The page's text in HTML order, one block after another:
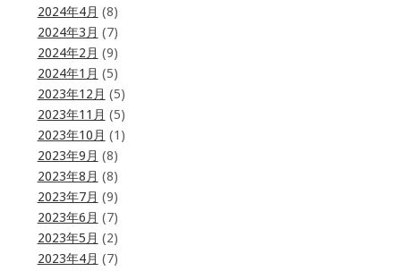
2024年4月 (8)
2024年3月 (7)
2024年2月 (9)
2024年1月 (5)
2023年12月 (5)
2023年11月 (5)
2023年10月 (1)
2023年9月 (8)
2023年8月 (8)
2023年7月 (9)
2023年6月 (7)
2023年5月 (2)
2023年4月 (7)